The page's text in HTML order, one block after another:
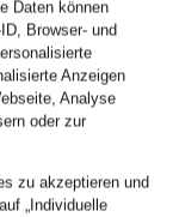
Daten können
Browser- und
Anzeigen
Analyse
oder zur
zu akzeptieren und
„Individuelle